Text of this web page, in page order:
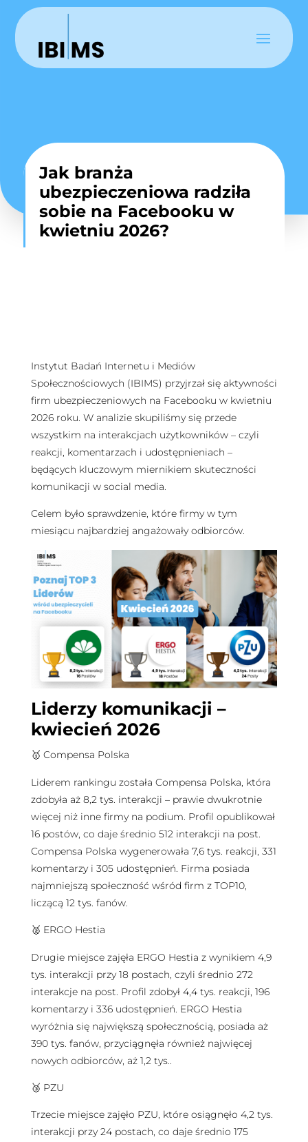
Jak branża
ubezpieczeniowa radziła
sobie na Facebooku w
kwietniu 2026?
Instytut Badań Internetu i Mediów
Społecznościowych (IBIMS) przyjrzał się aktywności
firm ubezpieczeniowych na Facebooku w kwietniu
2026 roku. W analizie skupiliśmy się przede
wszystkim na interakcjach użytkowników – czyli
reakcji, komentarzach i udostępnieniach –
będących kluczowym miernikiem skuteczności
komunikacji w social media.
Celem było sprawdzenie, które firmy w tym
miesiącu najbardziej angażowały odbiorców.
Liderzy komunikacji –
kwiecień 2026
🥇 Compensa Polska
Liderem rankingu została Compensa Polska, która
zdobyła aż 8,2 tys. interakcji – prawie dwukrotnie
więcej niż inne firmy na podium. Profil opublikował
16 postów, co daje średnio 512 interakcji na post.
Compensa Polska wygenerowała 7,6 tys. reakcji, 331
komentarzy i 305 udostępnień. Firma posiada
najmniejszą społeczność wśród firm z TOP10,
liczącą 12 tys. fanów.
🥈 ERGO Hestia
Drugie miejsce zajęła ERGO Hestia z wynikiem 4,9
tys. interakcji przy 18 postach, czyli średnio 272
interakcje na post. Profil zdobył 4,4 tys. reakcji, 196
komentarzy i 336 udostępnień. ERGO Hestia
wyróżnia się największą społecznością, posiada aż
390 tys. fanów, przyciągnęła również najwięcej
nowych odbiorców, aż 1,2 tys..
🥉 PZU
Trzecie miejsce zajęło PZU, które osiągnęło 4,2 tys.
interakcji przy 24 postach, co daje średnio 175